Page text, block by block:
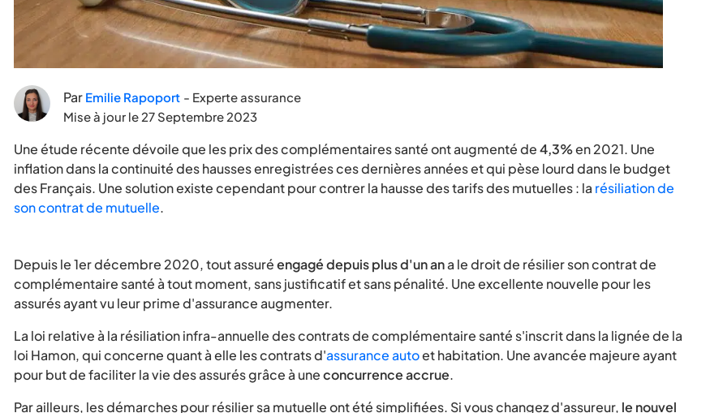
Par Emilie Rapoport - Experte assurance
Mise à jour le27 Septembre 2023
Une étude récente dévoile que les prix des complémentaires santé ont augmenté de4,3%en 2021. Une
inflation dans la continuité des hausses enregistrées ces dernières années et qui pèse lourd dans le budget
des Français. Une solution existe cependant pour contrer la hausse des tarifs des mutuelles : la résiliation de
son contrat de mutuelle.
Depuis le 1er décembre 2020, tout assuréengagé depuis plus d'un ana le droit de résilier son contrat de
complémentaire santé à tout moment, sans justificatif et sans pénalité. Une excellente nouvelle pour les
assurés ayant vu leur prime d'assurance augmenter.
La loi relative à la résiliation infra-annuelle des contrats de complémentaire santé s'inscrit dans la lignée de la
loi Hamon, qui concerne quant à elle les contrats d'assurance autoet habitation. Une avancée majeure ayant
pour but de faciliter la vie des assurés grâce à uneconcurrence accrue.
Par ailleurs, les démarches pour résilier sa mutuelle ont été simplifiées. Si vous changez d'assureur, le nouvel